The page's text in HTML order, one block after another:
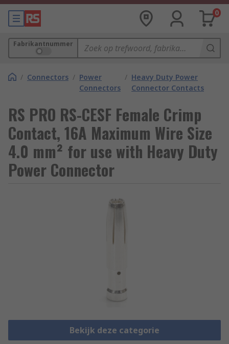
0
Fabrikantnummer
/ Connectors / Power
Connectors
/ Heavy Duty Power
Connector Contacts
RS PRO RS-CESF Female Crimp
Contact, 16A Maximum Wire Size
4.0 mm² for use with Heavy Duty
Power Connector
Bekijk deze categorie